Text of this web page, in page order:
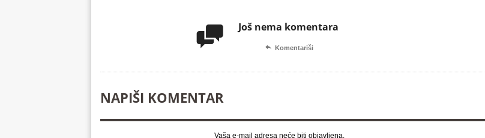
 Još nema komentara
 Komentariši
NAPIŠI KOMENTAR
Vaša e-mail adresa neće biti objavljena.